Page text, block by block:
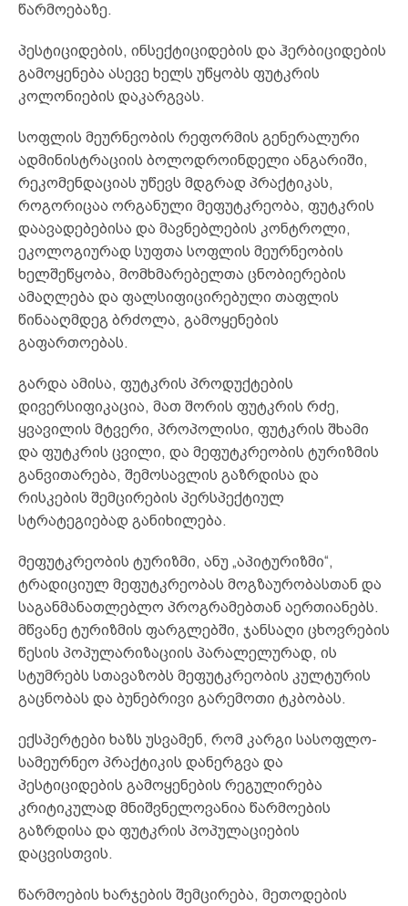
წარმოებაზე.
პესტიციდების, ინსექტიციდების და ჰერბიციდების
გამოყენება ასევე ხელს უწყობს ფუტკრის
კოლონიების დაკარგვას.
სოფლის მეურნეობის რეფორმის გენერალური
ადმინისტრაციის ბოლოდროინდელი ანგარიში,
რეკომენდაციას უწევს მდგრად პრაქტიკას,
როგორიცაა ორგანული მეფუტკრეობა, ფუტკრის
დაავადებებისა და მავნებლების კონტროლი,
ეკოლოგიურად სუფთა სოფლის მეურნეობის
ხელშეწყობა, მომხმარებელთა ცნობიერების
ამაღლება და ფალსიფიცირებული თაფლის
წინააღმდეგ ბრძოლა, გამოყენების
გაფართოებას.
გარდა ამისა, ფუტკრის პროდუქტების
დივერსიფიკაცია, მათ შორის ფუტკრის რძე,
ყვავილის მტვერი, პროპოლისი, ფუტკრის შხამი
და ფუტკრის ცვილი, და მეფუტკრეობის ტურიზმის
განვითარება, შემოსავლის გაზრდისა და
რისკების შემცირების პერსპექტიულ
სტრატეგიებად განიხილება.
მეფუტკრეობის ტურიზმი, ანუ „აპიტურიზმი“,
ტრადიციულ მეფუტკრეობას მოგზაურობასთან და
საგანმანათლებლო პროგრამებთან აერთიანებს.
მწვანე ტურიზმის ფარგლებში, ჯანსაღი ცხოვრების
წესის პოპულარიზაციის პარალელურად, ის
სტუმრებს სთავაზობს მეფუტკრეობის კულტურის
გაცნობას და ბუნებრივი გარემოთი ტკბობას.
ექსპერტები ხაზს უსვამენ, რომ კარგი სასოფლო-
სამეურნეო პრაქტიკის დანერგვა და
პესტიციდების გამოყენების რეგულირება
კრიტიკულად მნიშვნელოვანია წარმოების
გაზრდისა და ფუტკრის პოპულაციების
დაცვისთვის.
წარმოების ხარჯების შემცირება, მეთოდების